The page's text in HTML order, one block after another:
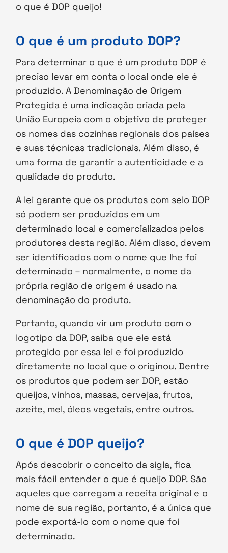
o que é DOP queijo!
O que é um produto DOP?
Para determinar o que é um produto DOP é
preciso levar em conta o local onde ele é
produzido. A Denominação de Origem
Protegida é uma indicação criada pela
União Europeia com o objetivo de proteger
os nomes das cozinhas regionais dos países
e suas técnicas tradicionais. Além disso, é
uma forma de garantir a autenticidade e a
qualidade do produto.
A lei garante que os produtos com selo DOP
só podem ser produzidos em um
determinado local e comercializados pelos
produtores desta região. Além disso, devem
ser identificados com o nome que lhe foi
determinado – normalmente, o nome da
própria região de origem é usado na
denominação do produto.
Portanto, quando vir um produto com o
logotipo da DOP, saiba que ele está
protegido por essa lei e foi produzido
diretamente no local que o originou. Dentre
os produtos que podem ser DOP, estão
queijos, vinhos, massas, cervejas, frutos,
azeite, mel, óleos vegetais, entre outros.
O que é DOP queijo?
Após descobrir o conceito da sigla, fica
mais fácil entender o que é queijo DOP. São
aqueles que carregam a receita original e o
nome de sua região, portanto, é a única que
pode exportá-lo com o nome que foi
determinado.